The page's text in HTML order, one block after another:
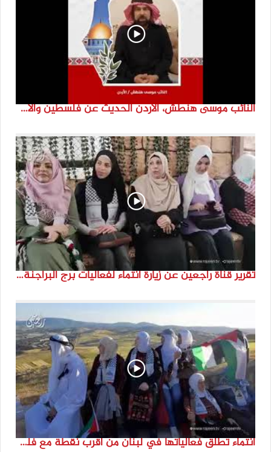
النائب موسى هنطش، الأردن الحديث عن فلسطين والاقصى هو عنصر تحدي من تحديات الأُمة في تاريخها الطويل. #انتماء2022
تقرير قناة راجعين عن زيارة انتماء لفعاليات برج البراجنة اعداد جنى شحرور
انتماء تطلق فعالياتها في لبنان من أقرب نقطة مع فلسطين المحتلة في ذكرى النكبة_74تقرير: جنى شحرور